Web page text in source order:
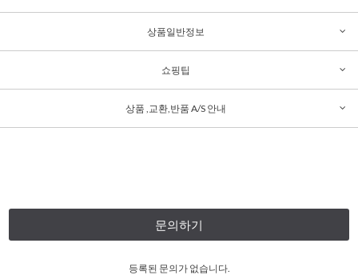
상품일반정보
쇼핑팁
상품 ,교환,반품 A/S 안내
문의하기
등록된 문의가 없습니다.